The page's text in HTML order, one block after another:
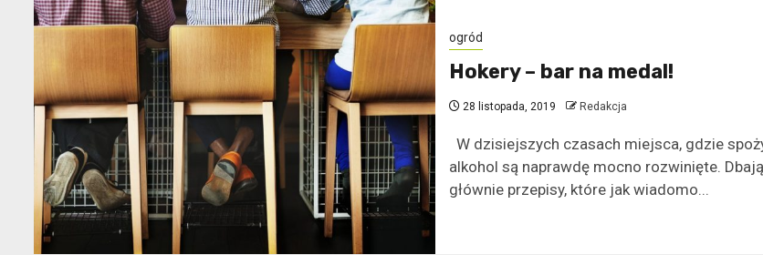
ogród
Hokery – bar na medal!
28 listopada, 2019 Redakcja
W dzisiejszych czasach miejsca, gdzie
alkohol są naprawdę mocno rozwinięte.
głównie przepisy, które jak wiadomo...